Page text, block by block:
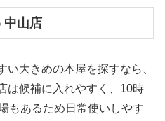
中山店
い大きめの本屋を探すなら、
は候補に入れやすく、10時
もあるため日常使いしやす